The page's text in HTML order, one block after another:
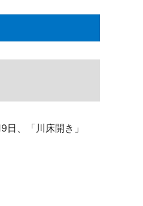
、「川床開き」